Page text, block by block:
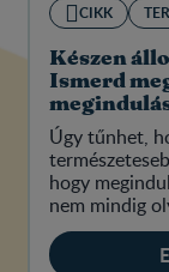
CIKK
Készen
Ismerd
Úgy tűnhet,
hogy
nem mindig
ahogy a
leggyakoribb